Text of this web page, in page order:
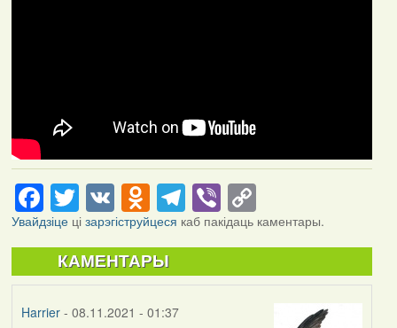
Facebook
Twitter
VKOdnoklassniki
Telegram
ViberCopy
Link
Увайдзіцеці зарэгіструйцеся каб пакідаць каментары.
КАМЕНТАРЫ
Harrier- 08.11.2021 - 01:37